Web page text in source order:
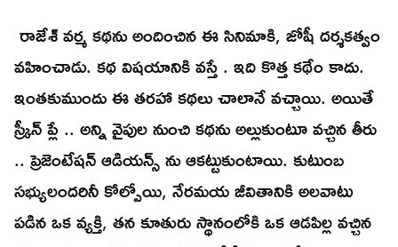
రాజేశ్ వర్మ కథను అందించిన ఈ సినిమాకి, జోషీ దర్శకత్వం
వహించాడు. కథ విషయానికి వస్తే . ఇది కొత్త కథేం కాదు.
ఇంతకుముందు ఈ తరహా కథలు చాలానే వచ్చాయి. అయితే
స్క్రీన్ ప్లే .. అన్ని వైపుల నుంచి కథను అల్లుకుంటూ వచ్చిన తీరు
.. ప్రెజెంటేషన్ ఆడియన్స్ ను ఆకట్టుకుంటాయి. కుటుంబ
సభ్యులందరినీ కోల్పోయి, నేరమయ జీవితానికి అలవాటు
పడిన ఒక వ్యక్తి, తన కూతురు స్థానంలోకి ఒక ఆడపిల్ల వచ్చిన